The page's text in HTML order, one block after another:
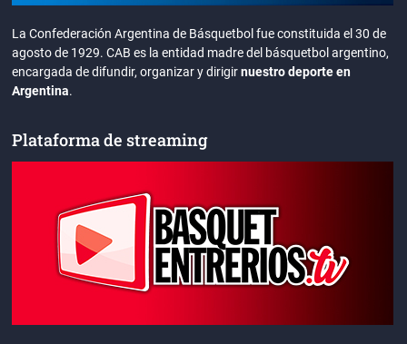
La Confederación Argentina de Básquetbol fue constituida el 30 de
agosto de 1929. CAB es la entidad madre del básquetbol argentino,
encargada de difundir, organizar y dirigirnuestro deporte en
Argentina.
Plataforma de streaming